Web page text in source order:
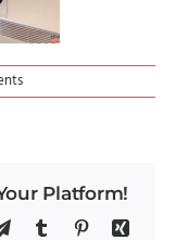
Platform!
TelegramTumblrPinterestXing